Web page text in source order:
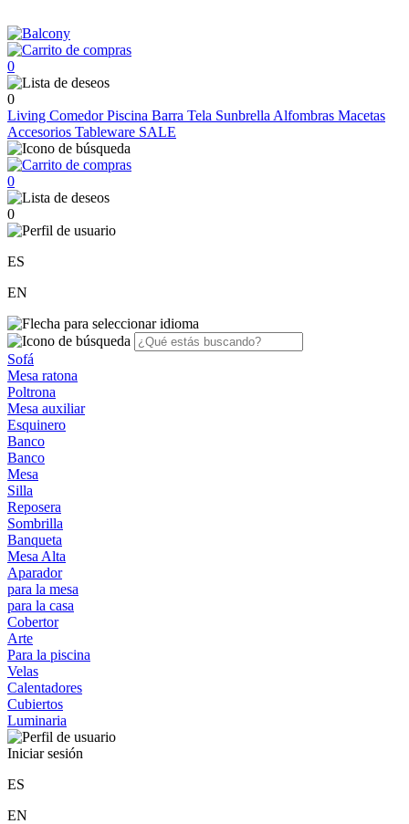
0
0
Living ComedorPiscina Barra Tela Sunbrella Alfombras Macetas
Accesorios Tableware SALE
0
0
ES
EN
Sofá
Mesa ratona
Poltrona
Mesa auxiliar
Esquinero
Banco
Banco
Mesa
Silla
Reposera
Sombrilla
Banqueta
Mesa Alta
Aparador
para la mesa
para la casa
Cobertor
Arte
Para la piscina
Velas
Calentadores
Cubiertos
Luminaria
Iniciar sesión
ES
EN